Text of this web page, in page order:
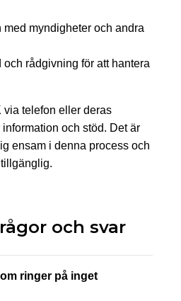
med myndigheter och andra
och rådgivning för att hantera
via telefon eller deras
och stöd. Det är
ensam i denna process och
och svar
ringer på inget